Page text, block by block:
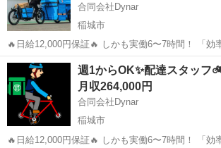
合同会社Dynar
稲城市
🔥日給12,000円保証🔥 しかも実働6〜7時間！ 「効率よく稼ぎたい人」
必見！ ✔ 週1〜OK ✔ シフト完全自由 ✔ 未経験OK ✔ 履歴書不要 自転
車貸与あり🚲 軽い荷物中心で体への負担も少...
東京 稲城市 配送 未経験
週1からOK✨配達スタッフ
月収264,000円
合同会社Dynar
稲城市
🔥日給12,000円保証🔥 しかも実働6〜7時間！ 「効率よく稼ぎたい人」